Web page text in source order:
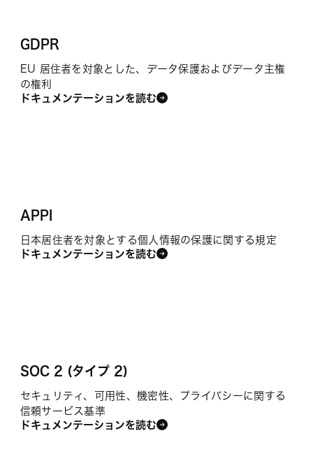
GDPR
EU 居住者を対象とした、データ保護およびデータ主権
の権利
ドキュメンテーションを読む
APPI
日本居住者を対象とする個人情報の保護に関する規定
ドキュメンテーションを読む
SOC 2 (タイプ 2)
セキュリティ、可用性、機密性、プライバシーに関する
信頼サービス基準
ドキュメンテーションを読む